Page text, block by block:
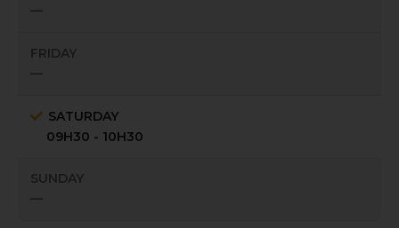
—
FRIDAY
—
SATURDAY
09H30 - 10H30
SUNDAY
—